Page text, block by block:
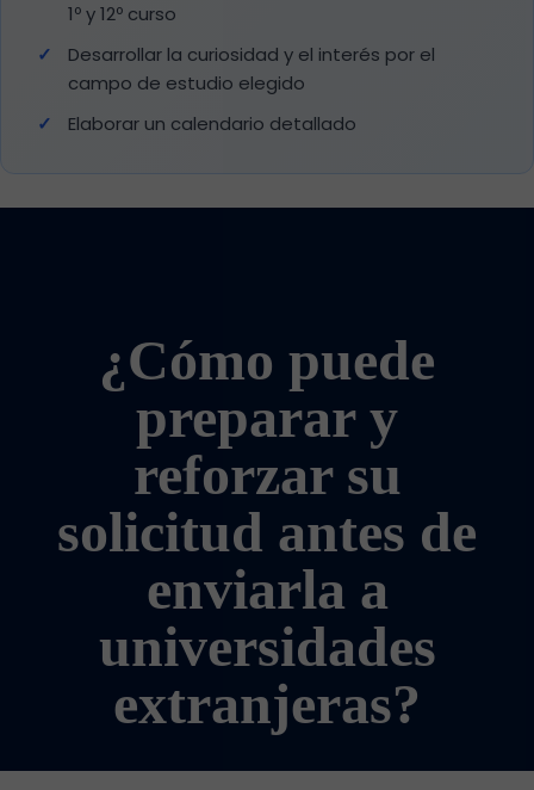
1º y 12º curso
Desarrollar la curiosidad y el interés por el
campo de estudio elegido
Elaborar un calendario detallado
¿Cómo puede
preparar y
reforzar su
solicitud antes de
enviarla a
universidades
extranjeras?